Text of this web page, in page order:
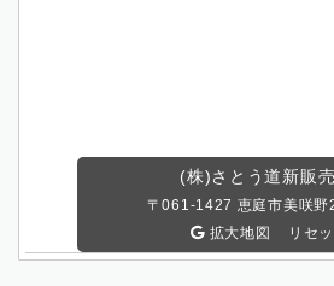
(株)さとう道新販
〒061-1427 恵庭市美咲野
拡大地図
リセ